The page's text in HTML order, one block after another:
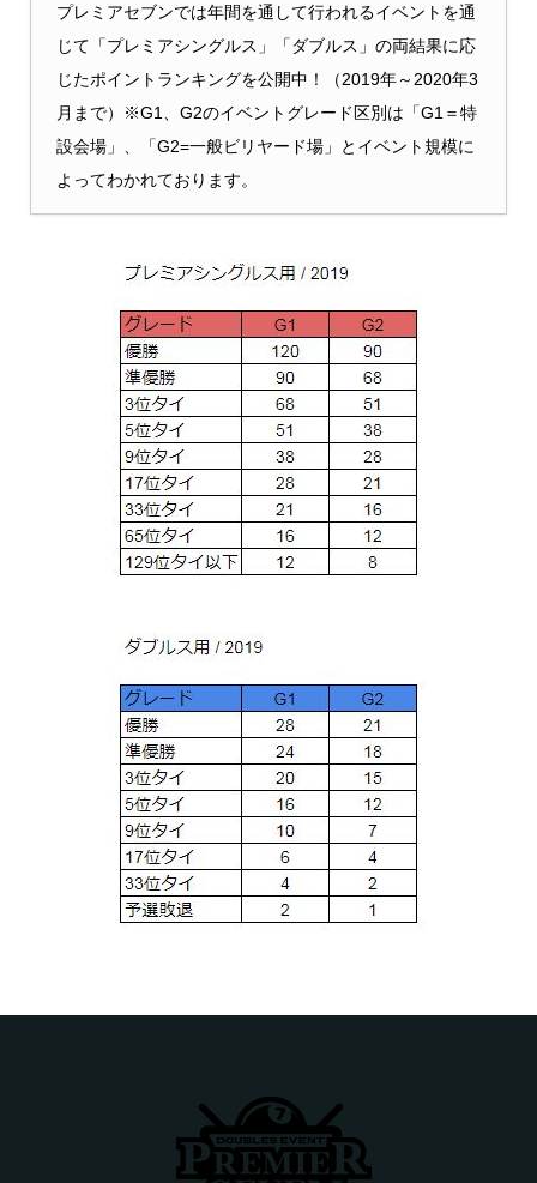
プレミアセブンでは年間を通して行われるイベントを通
じて「プレミアシングルス」「ダブルス」の両結果に応
じたポイントランキングを公開中！（2019年～2020年3
月まで）※G1、G2のイベントグレード区別は「G1＝特
設会場」、「G2=一般ビリヤード場」とイベント規模に
よってわかれております。